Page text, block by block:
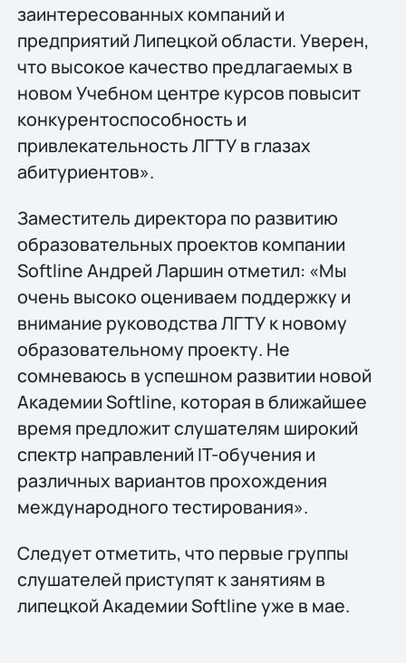
заинтересованных компаний и
предприятий Липецкой области. Уверен,
что высокое качество предлагаемых в
новом Учебном центре курсов повысит
конкурентоспособность и
привлекательность ЛГТУ в глазах
абитуриентов».
Заместитель директора по развитию
образовательных проектов компании
Softline Андрей Ларшин отметил: «Мы
очень высоко оцениваем поддержку и
внимание руководства ЛГТУ к новому
образовательному проекту. Не
сомневаюсь в успешном развитии новой
Академии Softline, которая в ближайшее
время предложит слушателям широкий
спектр направлений IT-обучения и
различных вариантов прохождения
международного тестирования».
Следует отметить, что первые группы
слушателей приступят к занятиям в
липецкой Академии Softline уже в мае.